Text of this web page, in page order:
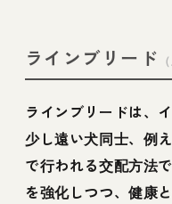
ラインブリード
ラインブリードは、
少し遠い犬同士、例
で行われる交配方法
を強化しつつ、健康